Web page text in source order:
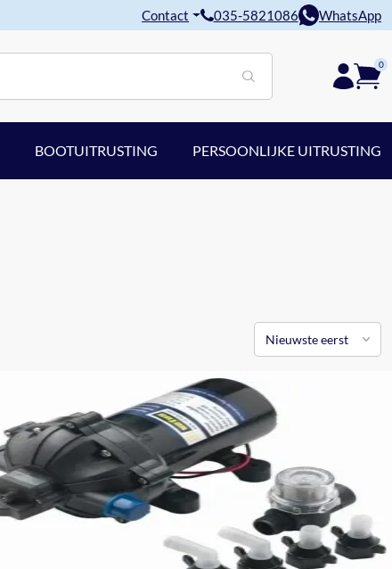
Contact 035-5821086 WhatsApp
0
BOOTUITRUSTING PERSOONLIJKE UITRUSTING